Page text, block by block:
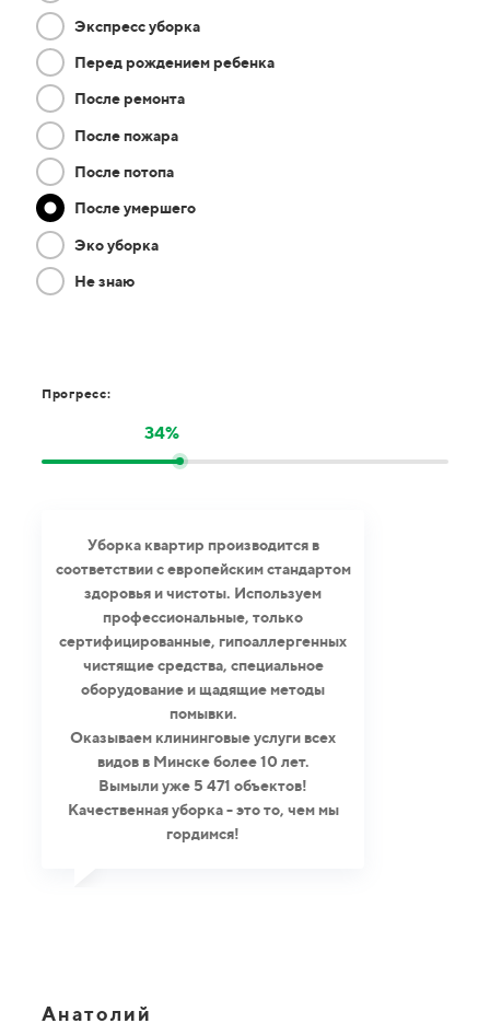
Экспресс уборка
Перед рождением ребенка
После ремонта
После пожара
После потопа
После умершего
Эко уборка
Не знаю
Прогресс:
34%
Уборка квартир производится в
соответствии с европейским стандартом
здоровья и чистоты. Используем
профессиональные, только
сертифицированные, гипоаллергенных
чистящие средства, специальное
оборудование и щадящие методы
помывки.
Оказываем клининговые услуги всех
видов в Минске более 10 лет.
Вымыли уже 5 471 объектов!
Качественная уборка - это то, чем мы
гордимся!
Анатолий